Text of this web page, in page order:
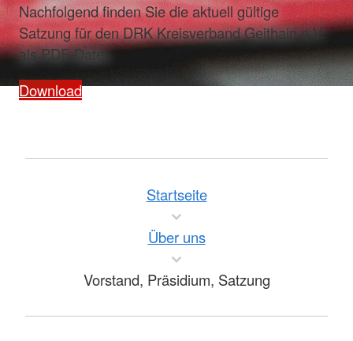
Nachfolgend finden Sie die aktuell gültige
Satzung für den DRK Kreisverband Geithain e.V.
als PDF-Datei.
Download
Startseite
Über uns
Vorstand, Präsidium, Satzung